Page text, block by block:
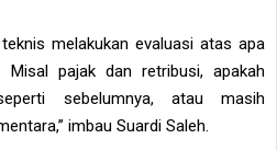
melakukan evaluasi atas apa
Misal pajak dan retribusi, apakah
sebelumnya, atau masih
imbau Suardi Saleh.